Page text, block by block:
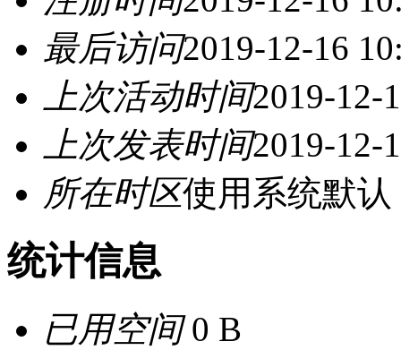
最后访问2019-12-16
上次活动时间2019-12-
上次发表时间2019-12-
所在时区使用系统默认
统计信息
已用空间0 B